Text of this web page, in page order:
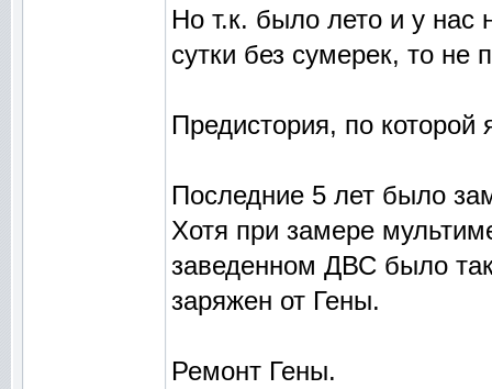
Но т.к. было лето и у нас
сутки без сумерек, то не
Предистория, по которой
Последние 5 лет было
Хотя при замере
заведенном ДВС было
заряжен от Гены.
Ремонт Гены.